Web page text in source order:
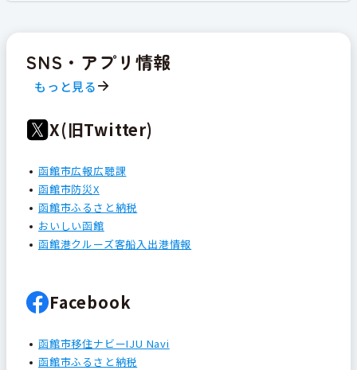
SNS・アプリ情報
もっと見る
X(旧Twitter)
函館市広報広聴課
函館市防災X
函館市ふるさと納税
おいしい函館
函館港クルーズ客船入出港情報
Facebook
函館市移住ナビーIJU Navi
函館市ふるさと納税